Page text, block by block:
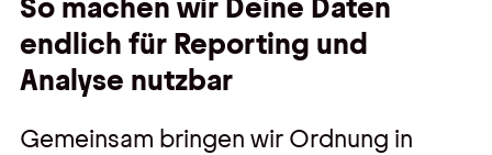
So machen wir Deine Daten
endlich für Reporting und
Analyse nutzbar
Gemeinsam bringen wir Ordnung in